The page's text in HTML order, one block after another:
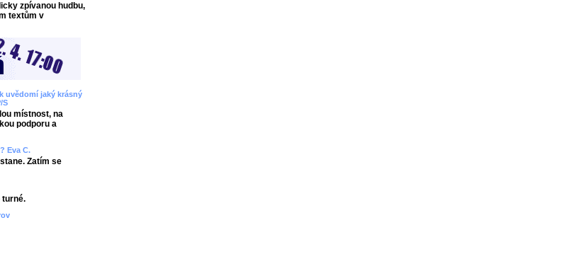
zpívanou hudbu,
textům v
uvědomí jaký krásný
S
místnost, na
podporu a
Eva C.
Zatím se
turné.